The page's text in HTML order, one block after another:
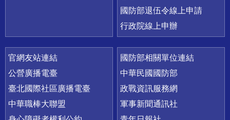
國防部退伍令線上申請
行政院線上申辦
官網友站連結
公營廣播電臺
臺北國際社區廣播電臺
中華職棒大聯盟
國防部相關單位連結
中華民國國防部
政戰資訊服務網
軍事新聞通訊社